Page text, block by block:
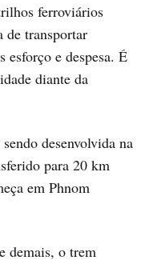
ferroviários
de transportar
esforço e despesa. É
diante da
desenvolvida na
para 20 km
em Phnom
demais, o trem